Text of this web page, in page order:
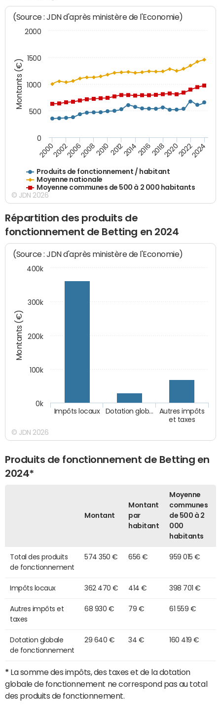
Montants (€)
(Source : JDN d'après ministère de l'Economie)
Produits de fonctionnement / habitant
Moyenne nationale
Moyenne communes de 500 à 2 000 habitants
200020022006200820102012201420162018202020222024
500
1000
1500
0
2000
© JDN 2026
Répartition des produits de
fonctionnement de Betting en 2024
Montants (€)
(Source : JDN d'après ministère de l'Economie)
Autres impôts
et taxes
Dotation glob…
Impôts locaux
0k
100k
200k
300k
400k
© JDN 2026
Produits de fonctionnement de Betting en
2024*
Montant
Montant
par
habitant
Moyenne
communes
de 500 à 2
000
habitants
Total des produits
de fonctionnement
574 350 € 656 € 959 015 €
Impôts locaux 362 470 € 414 € 398 701 €
Autres impôts et
taxes
68 930 € 79 € 61 559 €
Dotation globale
de fonctionnement
29 640 € 34 € 160 419 €
* La somme des impôts, des taxes et de la dotation
globale de fonctionnement ne correspond pas au total
des produits de fonctionnement.